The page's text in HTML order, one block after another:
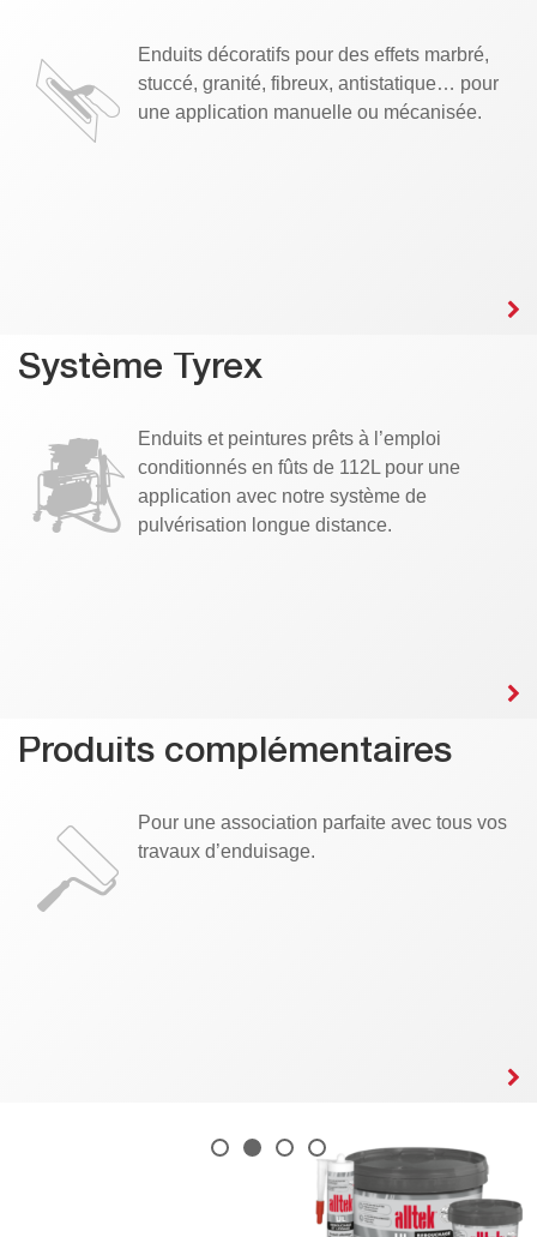
Enduits décoratifs pour des effets marbré,
stuccé, granité, fibreux, antistatique… pour
une application manuelle ou mécanisée.
Système Tyrex
Enduits et peintures prêts à l’emploi
conditionnés en fûts de 112L pour une
application avec notre système de
pulvérisation longue distance.
Produits complémentaires
Pour une association parfaite avec tous vos
travaux d’enduisage.